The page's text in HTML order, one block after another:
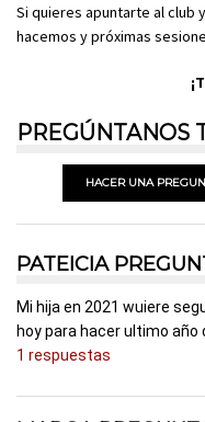
Si quieres apuntarte al club
hacemos y próximas
PREGÚNTANOS
HACER UNA
PATEICIA
Mi hija en 2021 wuiere
hoy para hacer ultimo año
1 respuestas